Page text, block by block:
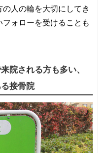
人の輪を大切にしてき
ォローを受けることも
院される方も多い、
接骨院